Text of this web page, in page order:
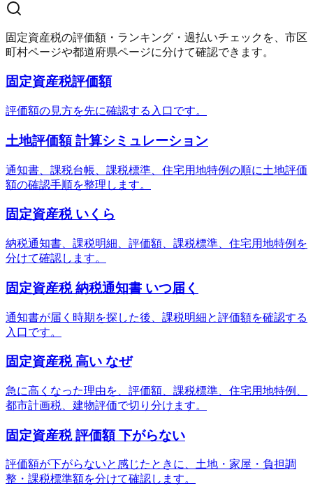
固定資産税の評価額・ランキング・過払いチェックを、市区
町村ページや都道府県ページに分けて確認できます。
固定資産税評価額
評価額の見方を先に確認する入口です。
土地評価額 計算シミュレーション
通知書、課税台帳、課税標準、住宅用地特例の順に土地評価
額の確認手順を整理します。
固定資産税 いくら
納税通知書、課税明細、評価額、課税標準、住宅用地特例を
分けて確認します。
固定資産税 納税通知書 いつ届く
通知書が届く時期を探した後、課税明細と評価額を確認する
入口です。
固定資産税 高い なぜ
急に高くなった理由を、評価額、課税標準、住宅用地特例、
都市計画税、建物評価で切り分けます。
固定資産税 評価額 下がらない
評価額が下がらないと感じたときに、土地・家屋・負担調
整・課税標準額を分けて確認します。